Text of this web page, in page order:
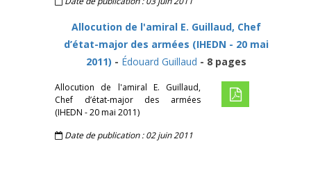
Allocution de l'amiral E. Guillaud, Chef
d’état-major des armées (IHEDN - 20 mai
2011) - Édouard Guillaud - 8 pages
Allocution de l'amiral E. Guillaud,
Chef d’état-major des armées
(IHEDN - 20 mai 2011)
Date de publication : 02 juin 2011